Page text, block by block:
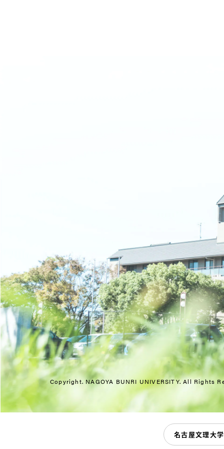
Copyright. NAGOYA BUNRI UNIVERSITY.All Rights
名古屋文理大